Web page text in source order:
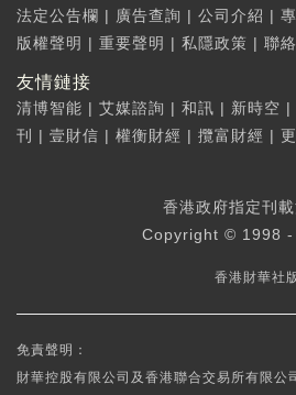
法定公告欄 | 廣告查詢 | 公司介紹 |
版權聲明 | 重要聲明 | 私隱政策 | 聯
友情鏈接
清博智能 | 艾媒諮詢 | 和訊 | 新時空 |
刊
| 壹財信 | 權衡財經 | 攬富財經 |
香港政府指定刊
Copyright © 1998 -
香港財華社
免責聲明：
財華控股有限公司及香港聯合交易所有限公